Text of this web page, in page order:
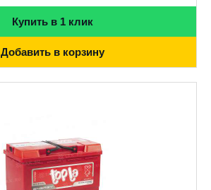
Купить в 1 клик
Добавить в корзину